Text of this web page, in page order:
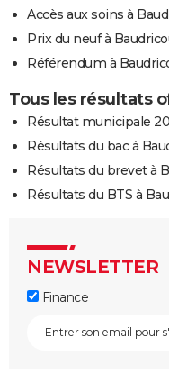
Accès aux soins à
Prix du neuf à
Référendum à
Tous les résultats
Résultat municipale
Résultats du bac à
Résultats du brevet à
Résultats du BTS à
NEWSLETTER
Finance